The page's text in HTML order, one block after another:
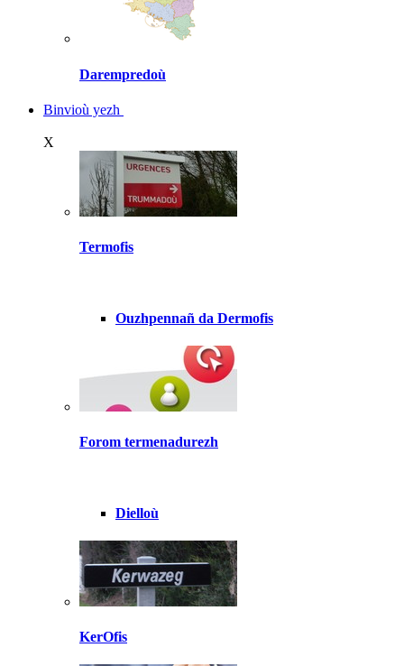
Darempredoù
Binvioù yezh
X
Termofis
Ouzhpennañ da Dermofis
Forom termenadurezh
Dielloù
KerOfis